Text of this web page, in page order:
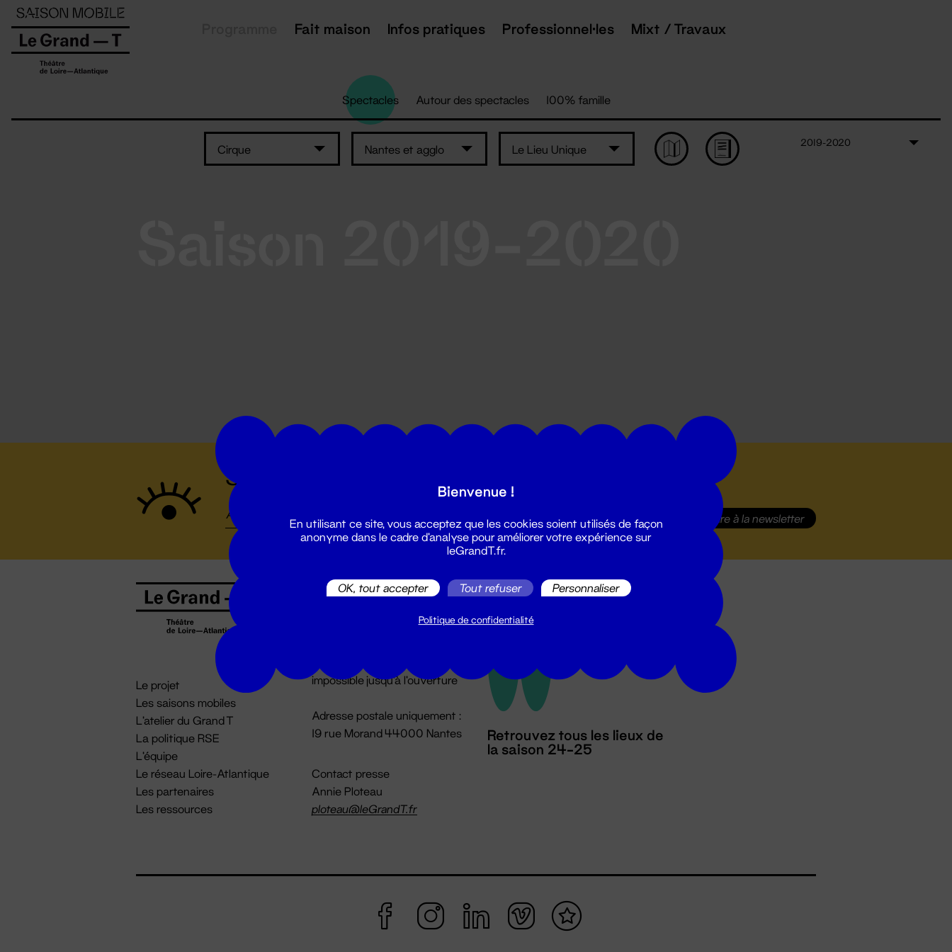
Fait maison Infos pratiques Professionnel·les Mixt / Travaux
Spectacles Autour des spectacles 100% famille
Cirque Nantes et agglo Le Lieu Unique
2019-2020
Suivez toutes les actualités du Grand T :
S'inscrire à la newsletter
Le projet
Les saisons mobiles
L'atelier du Grand T
La politique RSE
L'équipe
Le réseau Loire-Atlantique
Les partenaires
Les ressources
Billetterie
billetterie@leGrandT.fr
impossible jusqu'à l'ouverture
Adresse postale uniquement :
19 rue Morand 44000 Nantes
Contact presse
Annie Ploteau
ploteau@leGrandT.fr
Retrouvez tous les lieux de
la saison 24-25
Panneau de gestion des cookies
Bienvenue !
En utilisant ce site, vous acceptez que les cookies soient utilisés de façon
anonyme dans le cadre d'analyse pour améliorer votre expérience sur
leGrandT.fr.
OK, tout accepter Tout refuser Personnaliser
Politique de confidentialité